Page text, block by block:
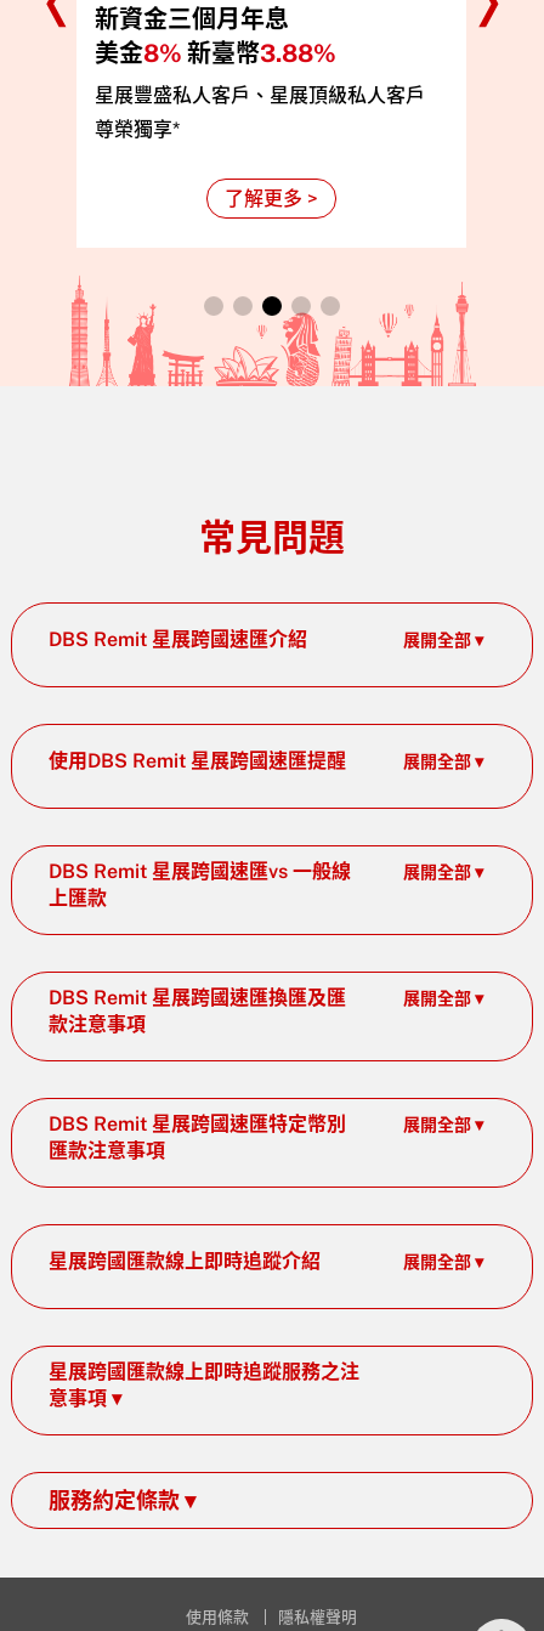
新資金三個月年息
美金8% 新臺幣3.88%
星展豐盛私人客戶、星展頂級私人客戶
尊榮獨享*
了解更多 >
常見問題
DBS Remit 星展跨國速匯介紹 展開全部 ▾
使用DBS Remit 星展跨國速匯提醒 展開全部 ▾
DBS Remit 星展跨國速匯vs 一般線
上匯款
展開全部 ▾
DBS Remit 星展跨國速匯換匯及匯
款注意事項
展開全部 ▾
DBS Remit 星展跨國速匯特定幣別
匯款注意事項
展開全部 ▾
星展跨國匯款線上即時追蹤介紹 展開全部 ▾
星展跨國匯款線上即時追蹤服務之注
意事項 ▾
服務約定條款 ▾
使用條款 隱私權聲明